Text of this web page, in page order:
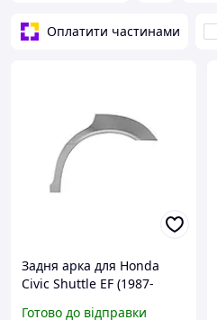
Оплатити частинами
Задня арка для Honda
Civic Shuttle EF (1987-
Готово до відправки